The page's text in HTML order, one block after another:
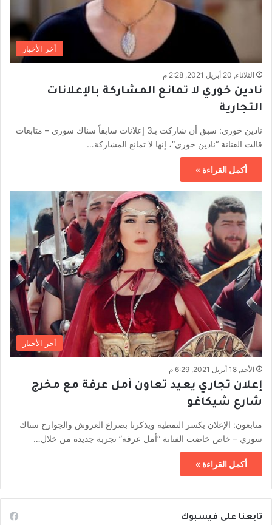
أخر الأخبار
الثلاثاء, 20 أبريل 2021, 2:28 م
نادين خوري لا تمانع المشاركة بالإعلانات
التجارية
نادين خوري: سبق أن شاركت بـ3 إعلانات سابقاً سناك سوري – متابعات
قالت الفنانة “نادين خوري”، إنها لا تمانع المشاركة…
أكمل القراءة »
أخر الأخبار
الأحد, 18 أبريل 2021, 6:29 م
إعلان تجاري يعيد تعاون أمل عرفة مع مخرج
شارع شيكاغو
متابعون: الإعلان يكسر النمطية ويذكرنا بصراع العروش والجوارح سناك
سوري – خاص خاضت الفنانة “أمل عرفة” تجربة جديدة من خلال…
أكمل القراءة »
تابعنا على فيسبوك